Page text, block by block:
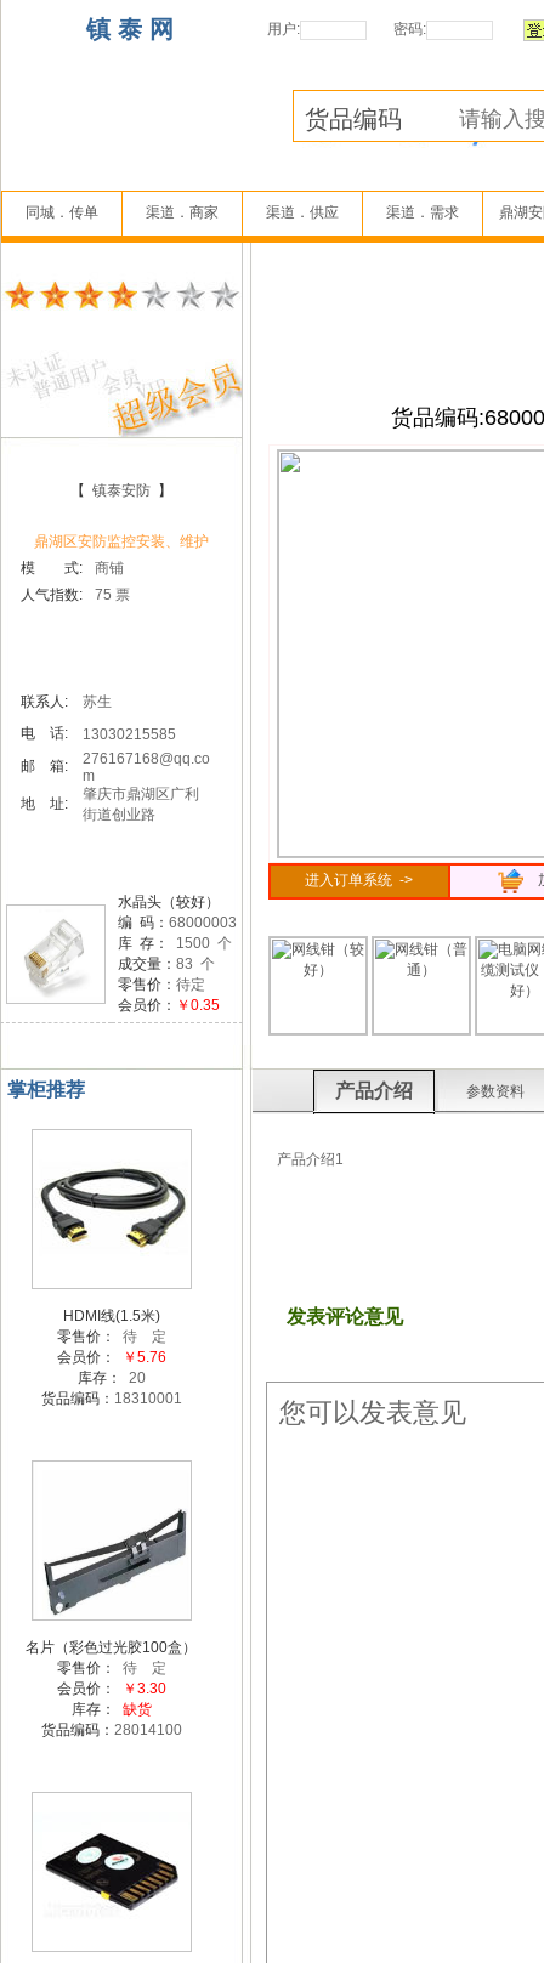
镇 泰 网 用户: 密码:
同城．传单 渠道．商家 渠道．供应 渠道．需求 鼎湖
【 镇泰安防 】
鼎湖区安防监控安装、维护
模 式:
商铺
人气指数:
75 票
联系人:
苏生
电 话:
13030215585
邮 箱:
276167168@qq.co
m
地 址:
肇庆市鼎湖区广利
街道创业路
水晶头（较好）
编 码： 68000003
库 存： 1500 个
成交量： 83 个
零售价： 待定
会员价： ￥0.35
货品编码
进入订单系统 ->
掌柜推荐
HDMI线(1.5米)
零售价： 待 定
会员价：
￥5.76
库存： 20
货品编码： 18310001
名片（彩色过光胶100盒）
零售价： 待 定
会员价：
￥3.30
库存： 缺货
货品编码： 28014100
产品介绍 参数资料
产品介绍1
发表评论意见